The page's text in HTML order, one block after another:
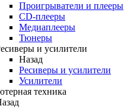
Проигрыватели и плееры
CD-плееры
Медиаплееры
Тюнеры
и усилители
Назад
Ресиверы и усилители
Усилители
техника